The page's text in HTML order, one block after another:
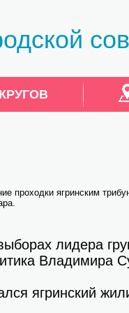
проходки ягринским
лидера
Владимира
ягринский